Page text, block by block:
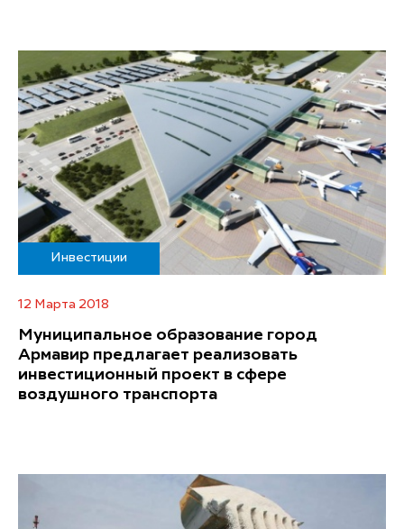
Инвестиции
12 Марта 2018
Муниципальное образование город
Армавир предлагает реализовать
инвестиционный проект в сфере
воздушного транспорта